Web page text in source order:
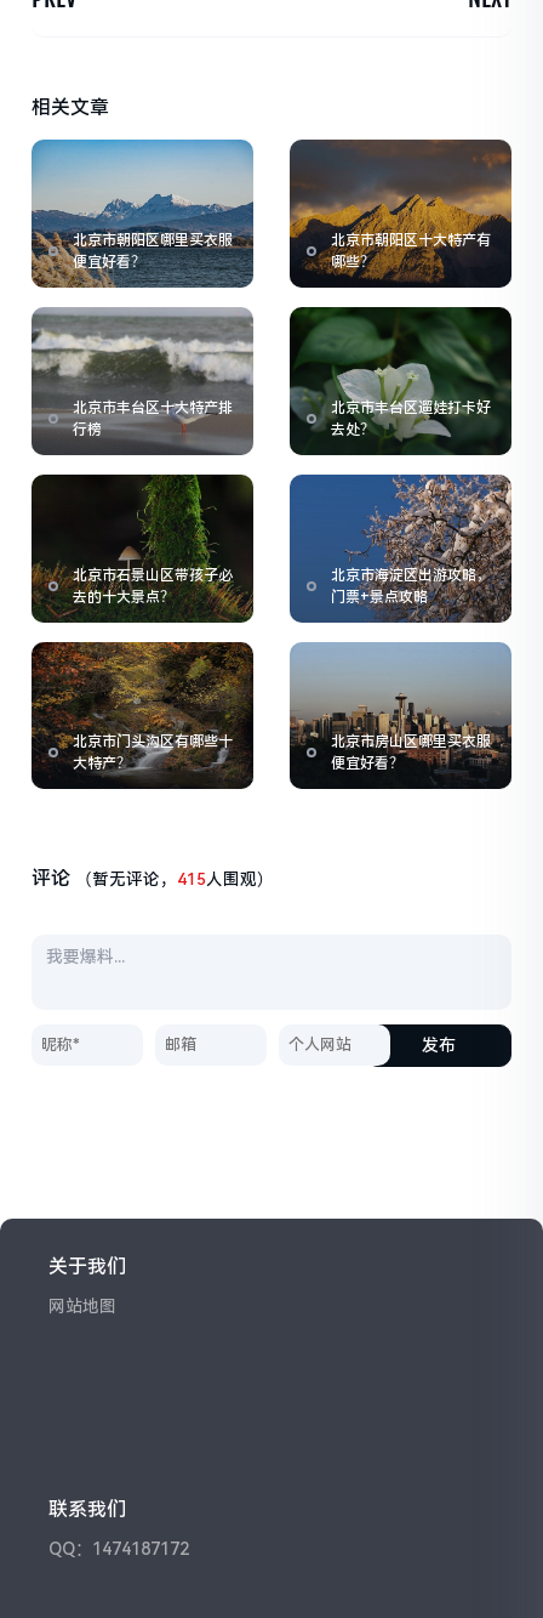
相关文章
北京市朝阳区哪里买衣服
便宜好看？
北京市朝阳区十大特产有
哪些？
北京市丰台区十大特产排
行榜
北京市丰台区遛娃打卡好
去处？
北京市石景山区带孩子必
去的十大景点？
北京市海淀区出游攻略，
门票+景点攻略
北京市门头沟区有哪些十
大特产？
北京市房山区哪里买衣服
便宜好看？
评论 （暂无评论， 415人围观）
发布
关于我们
网站地图
联系我们
QQ：1474187172